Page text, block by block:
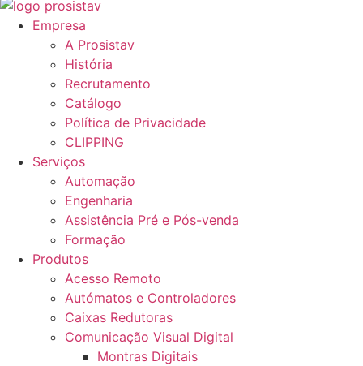
Empresa
A Prosistav
História
Recrutamento
Catálogo
Política de Privacidade
CLIPPING
Serviços
Automação
Engenharia
Assistência Pré e Pós-venda
Formação
Produtos
Acesso Remoto
Autómatos e Controladores
Caixas Redutoras
Comunicação Visual Digital
Montras Digitais